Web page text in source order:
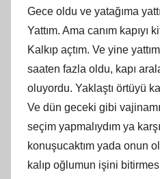
Gece oldu ve yatağıma
Yattım. Ama canım kapıyı
Kalkıp açtım. Ve yine
saaten fazla oldu, kapı
oluyordu. Yaklaştı örtüyü
Ve dün geceki gibi
seçim yapmalıydım ya
konuşucaktım yada onun
kalıp oğlumun işini